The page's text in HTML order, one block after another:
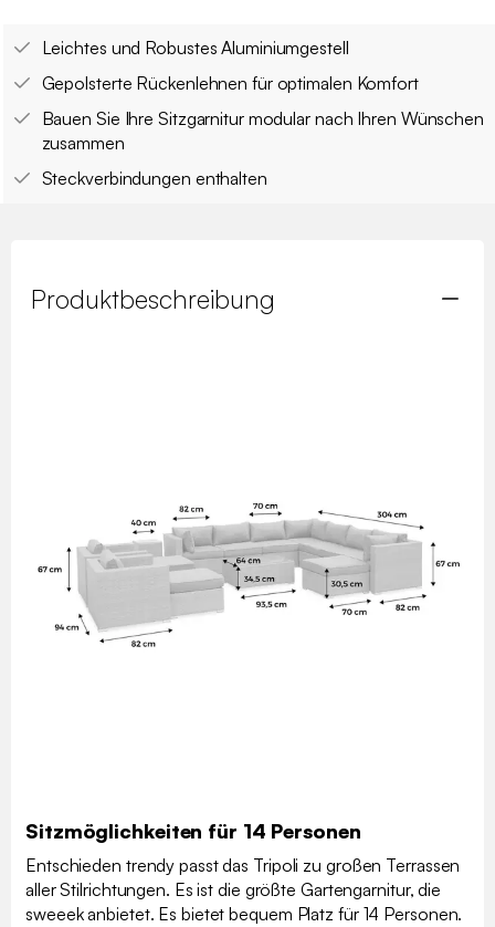
Leichtes und Robustes Aluminiumgestell
Gepolsterte Rückenlehnen für optimalen Komfort
Bauen Sie Ihre Sitzgarnitur modular nach Ihren Wünschen
zusammen
Steckverbindungen enthalten
Produktbeschreibung
Sitzmöglichkeiten für 14 Personen
Entschieden trendy passt das Tripoli zu großen Terrassen
aller Stilrichtungen. Es ist die größte Gartengarnitur, die
sweeek anbietet. Es bietet bequem Platz für 14 Personen.